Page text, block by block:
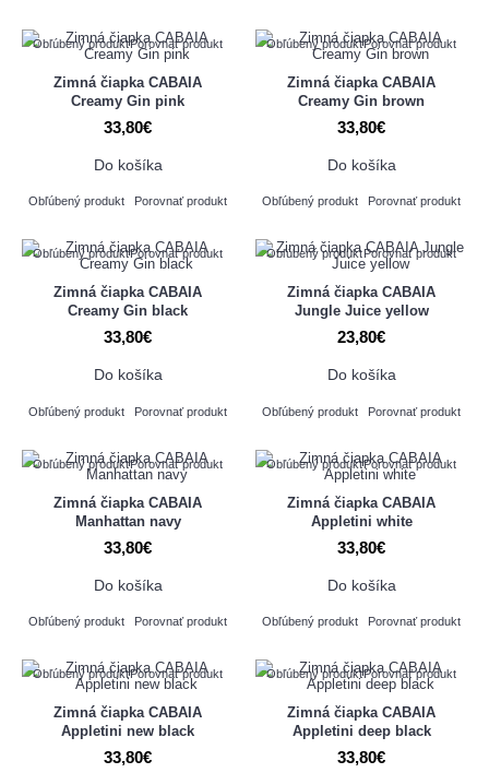
Obľúbený produktPorovnať produkt
Zimná čiapka CABAIA
Creamy Gin pink
33,80€
Do košíka
Obľúbený produkt Porovnať produkt
Obľúbený produktPorovnať produkt
Zimná čiapka CABAIA
Creamy Gin brown
33,80€
Do košíka
Obľúbený produkt Porovnať produkt
Obľúbený produktPorovnať produkt
Zimná čiapka CABAIA
Creamy Gin black
33,80€
Do košíka
Obľúbený produkt Porovnať produkt
Obľúbený produkt Porovnať produkt
Zimná čiapka CABAIA
Jungle Juice yellow
23,80€
Do košíka
Obľúbený produkt Porovnať produkt
Obľúbený produktPorovnať produkt
Zimná čiapka CABAIA
Manhattan navy
33,80€
Do košíka
Obľúbený produkt Porovnať produkt
Obľúbený produktPorovnať produkt
Zimná čiapka CABAIA
Appletini white
33,80€
Do košíka
Obľúbený produkt Porovnať produkt
Obľúbený produktPorovnať produkt
Zimná čiapka CABAIA
Appletini new black
33,80€
Obľúbený produktPorovnať produkt
Zimná čiapka CABAIA
Appletini deep black
33,80€